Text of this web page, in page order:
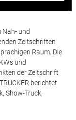
Nah- und
Zeitschriften
Raum. Die
und
der Zeitschrift
berichtet
Show-Truck,